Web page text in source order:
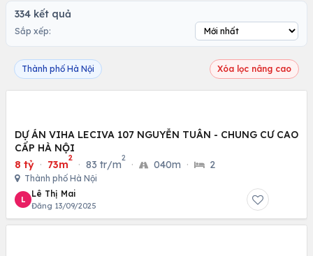
334 kết quả
Sắp xếp:
Thành phố Hà Nội Xóa lọc nâng cao
DỰ ÁN VIHA LECIVA 107 NGUYỄN TUÂN - CHUNG CƯ CAO
CẤP HÀ NỘI
8 tỷ · 73m
2
· 83 tr/m
2
· 040m · 2
Thành phố Hà Nội
L
Lê Thị Mai
Đăng 13/09/2025